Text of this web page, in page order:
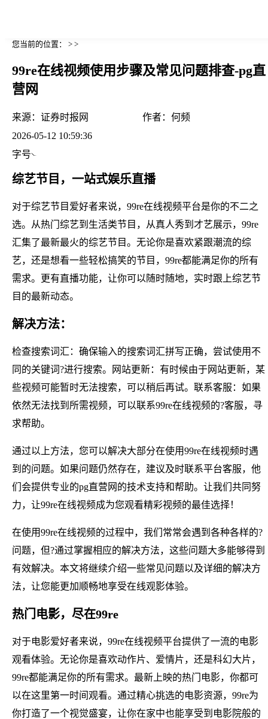
您当前的位置： > >
99re在线视频使用步骤及常见问题排查-pg直
营网
来源： 证券时报网 作者： 何频
2026-05-12 10:59:36
字号
综艺节目，一站式娱乐直播
对于综艺节目爱好者来说，99re在线视频平台是你的不二之
选。从热门综艺到生活类节目，从真人秀到才艺展示，99re
汇集了最新最火的综艺节目。无论你是喜欢紧跟潮流的综
艺，还是想看一些轻松搞笑的节目，99re都能满足你的所有
需求。更有直播功能，让你可以随时随地，实时跟上综艺节
目的最新动态。
解决方法：
检查搜索词汇：确保输入的搜索词汇拼写正确，尝试使用不
同的关键词?进行搜索。网站更新：有时候由于网站更新，某
些视频可能暂时无法搜索，可以稍后再试。联系客服：如果
依然无法找到所需视频，可以联系99re在线视频的?客服，寻
求帮助。
通过以上方法，您可以解决大部分在使用99re在线视频时遇
到的问题。如果问题仍然存在，建议及时联系平台客服，他
们会提供专业的pg直营网的技术支持和帮助。让我们共同努
力，让99re在线视频成为您观看精彩视频的最佳选择！
在使用99re在线视频的过程中，我们常常会遇到各种各样的?
问题，但?通过掌握相应的解决方法，这些问题大多能够得到
有效解决。本文将继续介绍一些常见问题以及详细的解决方
法，让您能更加顺畅地享受在线观影体验。
热门电影，尽在99re
对于电影爱好者来说，99re在线视频平台提供了一流的电影
观看体验。无论你是喜欢动作片、爱情片，还是科幻大片，
99re都能满足你的所有需求。最新上映的热门电影，你都可
以在这里第一时间观看。通过精心挑选的电影资源，99re为
你打造了一个视觉盛宴，让你在家中也能享受到电影院般的